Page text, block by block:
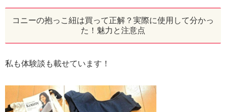
コニーの抱っこ紐は買って正解？実際に使用して分かっ
た！魅力と注意点
私も体験談も載せています！